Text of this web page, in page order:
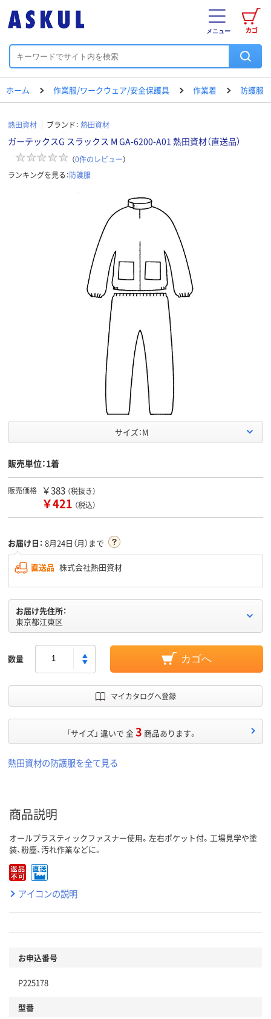
カゴ
メニュー
ホーム 作業服/ワークウェア/安全保護具 作業着 防護服
熱田資材 ブランド： 熱田資材
ガーテックスG スラックス M GA-6200-A01 熱田資材（直送品）
（0件のレビュー）
ランキングを見る：防護服
サイズ：M
販売単位：1着
販売価格 ￥383 （税抜き）
￥421 （税込）
お届け日： 8月24日（月）まで
直送品 株式会社熱田資材
お届け先住所：
東京都江東区
数量 カゴへ
マイカタログへ登録
「サイズ」 違いで 全3 商品あります。
熱田資材の防護服を全て見る
商品説明
オールプラスティックファスナー使用。左右ポケット付。工場見学や塗
装、粉塵、汚れ作業などに。
アイコンの説明
お申込番号
P225178
型番